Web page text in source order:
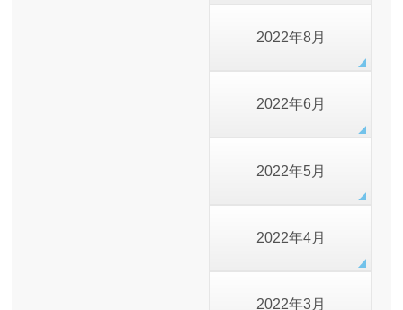
2022年8月
2022年6月
2022年5月
2022年4月
2022年3月